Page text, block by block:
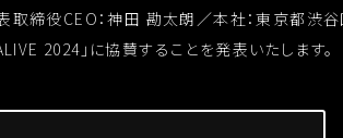
取締役CEO ：神田 勘太朗／本社：東京都渋
2024 」に協賛することを発表いたします。